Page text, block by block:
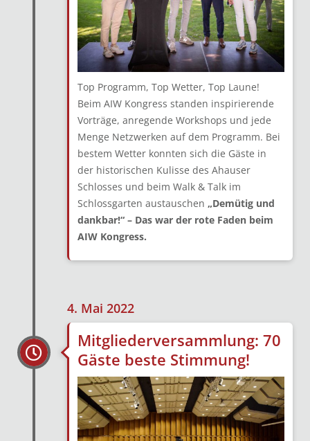
Top Programm, Top Wetter, Top Laune!
Beim AIW Kongress standen inspirierende
Vorträge, anregende Workshops und jede
Menge Netzwerken auf dem Programm. Bei
bestem Wetter konnten sich die Gäste in
der historischen Kulisse des Ahauser
Schlosses und beim Walk & Talk im
Schlossgarten austauschen „Demütig und
dankbar!“ – Das war der rote Faden beim
AIW Kongress.
4. Mai 2022
Mitgliederversammlung: 70
Gäste beste Stimmung!